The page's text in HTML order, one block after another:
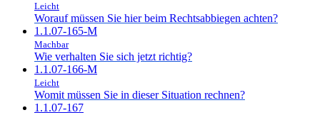
Leicht
Worauf müssen Sie hier beim Rechtsabbiegen achten?
1.1.07-165-M
Machbar
Wie verhalten Sie sich jetzt richtig?
1.1.07-166-M
Leicht
Womit müssen Sie in dieser Situation rechnen?
1.1.07-167